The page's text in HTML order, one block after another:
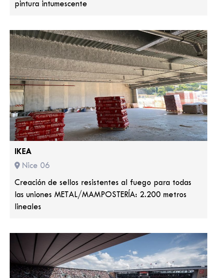
pintura intumescente
IKEA
Nice 06
Creación de sellos resistentes al fuego para todas
las uniones METAL/MAMPOSTERÍA: 2.200 metros
lineales